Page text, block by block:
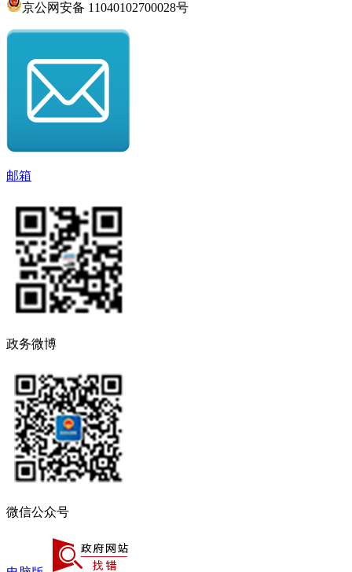
京公网安备 11040102700028号
邮箱
政务微博
微信公众号